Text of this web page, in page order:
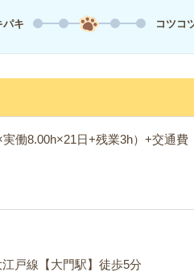
パキ コツコ
働8.00h×21日+残業3h）+交通費
戸線【大門駅】徒歩5分